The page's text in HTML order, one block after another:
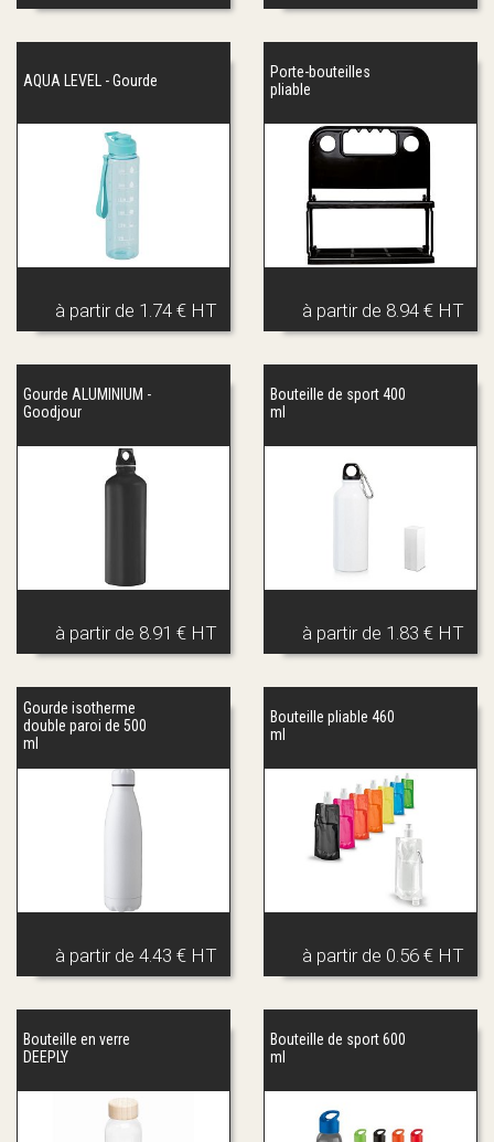
AQUA LEVEL - Gourde
à partir de 1.74 € HT
Porte-bouteilles
pliable
à partir de 8.94 € HT
Gourde ALUMINIUM -
Goodjour
à partir de 8.91 € HT
Bouteille de sport 400
ml
à partir de 1.83 € HT
Gourde isotherme
double paroi de 500
ml
à partir de 4.43 € HT
Bouteille pliable 460
ml
à partir de 0.56 € HT
Bouteille en verre
DEEPLY
Bouteille de sport 600
ml